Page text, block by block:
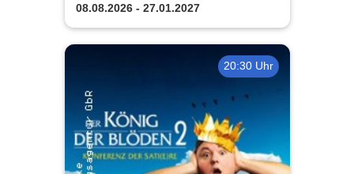
08.08.2026 - 27.01.2027
20:30 Uhr